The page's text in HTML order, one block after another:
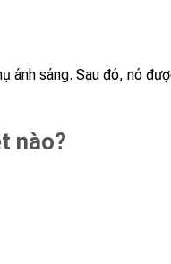
sáng. Sau đó, nó
nào?